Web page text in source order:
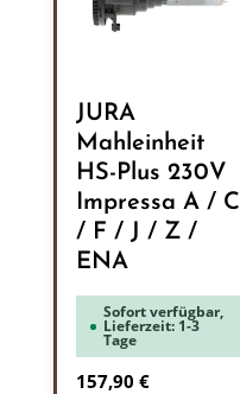
JURA
Mahleinheit
HS-Plus 230V
Impressa A / C
/ F / J / Z /
ENA
Sofort verfügbar,
Lieferzeit: 1-3
Tage
Regulärer Preis:
157,90 €